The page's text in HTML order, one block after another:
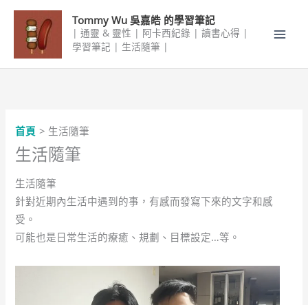
Tommy Wu 吳嘉皓 的學習筆記
| 通靈 & 靈性 | 阿卡西紀錄 | 讀書心得 |
學習筆記 | 生活隨筆 |
首頁 生活隨筆
生活隨筆
生活隨筆
針對近期內生活中遇到的事，有感而發寫下來的文字和感
受。
可能也是日常生活的療癒、規劃、目標設定…等。